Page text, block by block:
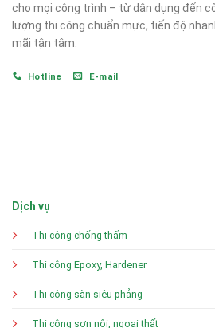
cho mọi công trình – từ dân dụng đến
lượng thi công chuẩn mực, tiến độ
mãi tận tâm.
Hotline E-mail
Dịch vụ
Thi công chống thấm
Thi công Epoxy, Hardener
Thi công sàn siêu phẳng
Thi công sơn nội, ngoại thất